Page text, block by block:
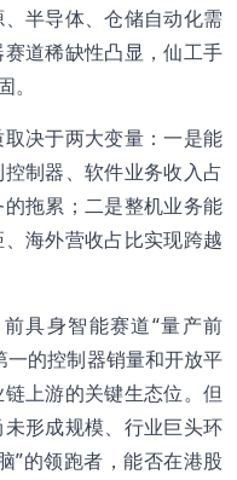
半导体、仓储自动化需
道稀缺性凸显，仙工手
决于两大变量：一是能
制器、软件业务收入占
拖累；二是整机业务能
海外营收占比实现跨越
具身智能赛道“量产前
一的控制器销量和开放平
上游的关键生态位。但
形成规模、行业巨头环
”的领跑者，能否在港股